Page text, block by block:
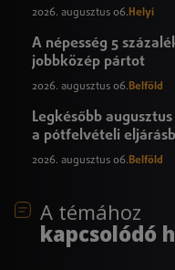
2026. augusztus 06. Helyi
A népesség 5
jobbközép pártot
2026. augusztus 06.Belföld
Legkésőbb
a pótfelvételi
2026. augusztus 06.Belföld
A témához
kapcsolódó